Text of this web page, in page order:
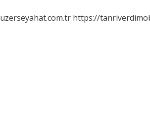
https://